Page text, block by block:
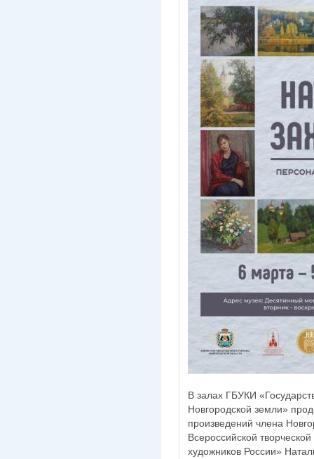
В залах ГБУКИ
Новгородской земли»
произведений члена
Всероссийской
художников России»